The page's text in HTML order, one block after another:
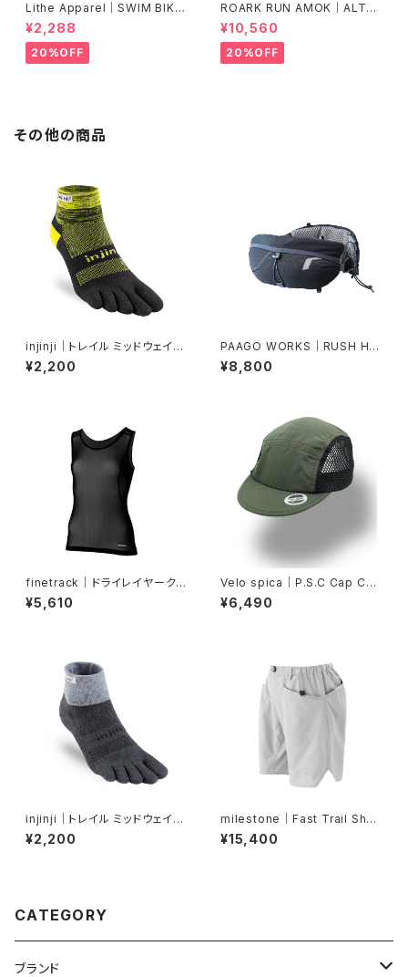
Lithe Apparel｜SWIM BIKE
RUN [COLOR]
¥2,288
20%OFF
ROARK RUN AMOK｜ALTA
5" Col.BLACK FJORD
¥10,560
20%OFF
その他の商品
injinji｜トレイル ミッドウェイト
ミニクルー（レーザー）
¥2,200
PAAGO WORKS｜RUSH HIP
（フォギーブルー）
¥8,800
finetrack｜ドライレイヤーク
ールタンクトップ（ウィメンズ・
黒）
¥5,610
Velo spica｜P.S.C Cap Cyc
ling col.Khaki
¥6,490
injinji｜トレイル ミッドウェイト
ミニクルー（グラナイト）
¥2,200
milestone｜Fast Trail Shor
ts（グレーシャーシルバー）
¥15,400
CATEGORY
ブランド